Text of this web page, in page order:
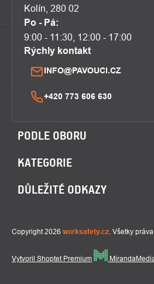
Kolín, 280 02
Po - Pá:
9:00 - 11:30, 12:00 - 17:00
Rýchly kontakt
INFO@PAVOUCI.CZ
+420 773 606 630
PODLE OBORU
KATEGORIE
DŮLEŽITÉ ODKAZY
Vytvoril Shoptet Premium
Copyright 2026 worksafety.cz . Všetky